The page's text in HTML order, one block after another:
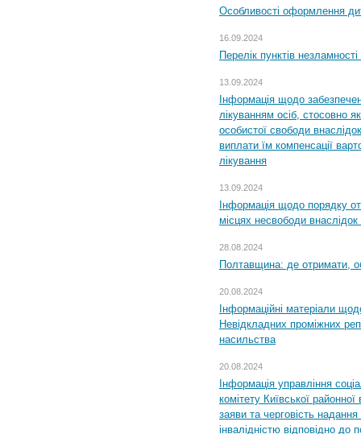
Особливості оформлення
16.09.2024
Перелік пунктів
13.09.2024
Інформація щодо
лікуванням осіб, стосовно
особистої свободи
виплати їм компенсації
лікування
13.09.2024
Інформація щодо порядку
місцях несвободи внаслідок
28.08.2024
Полтавщина: де отримати,
20.08.2024
Інформаційні матеріали
Невідкладних проміжних
насильства
20.08.2024
Інформація управління
комітету Київської
заяви та черговість надання
інвалідністю відповідно